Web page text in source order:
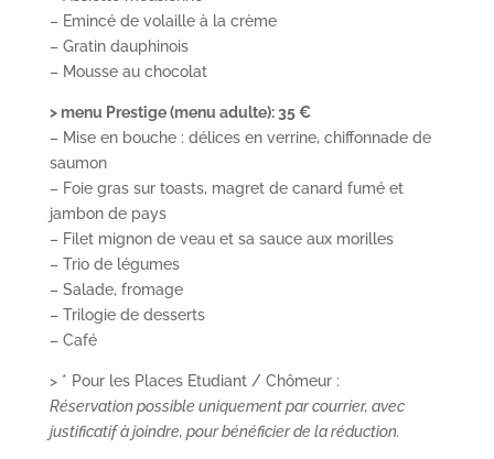
– Emincé de volaille à la crème
– Gratin dauphinois
– Mousse au chocolat
> menu Prestige (menu adulte): 35 €
– Mise en bouche : délices en verrine, chiffonnade de
saumon
– Foie gras sur toasts, magret de canard fumé et
jambon de pays
– Filet mignon de veau et sa sauce aux morilles
– Trio de légumes
– Salade, fromage
– Trilogie de desserts
– Café
> * Pour les Places Etudiant / Chômeur :
Réservation possible uniquement par courrier, avec
justificatif à joindre, pour bénéficier de la réduction.